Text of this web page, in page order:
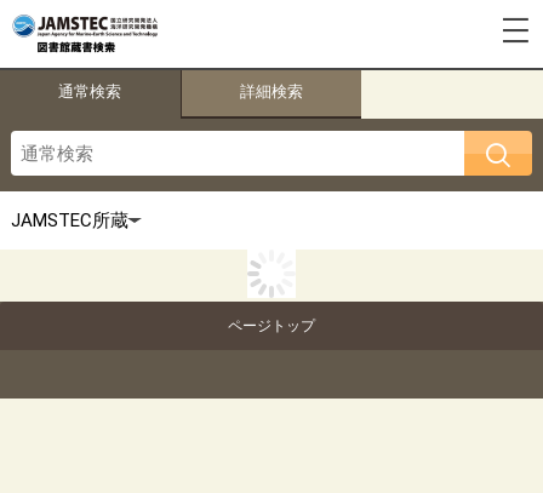
通常検索 詳細検索
ページトップ